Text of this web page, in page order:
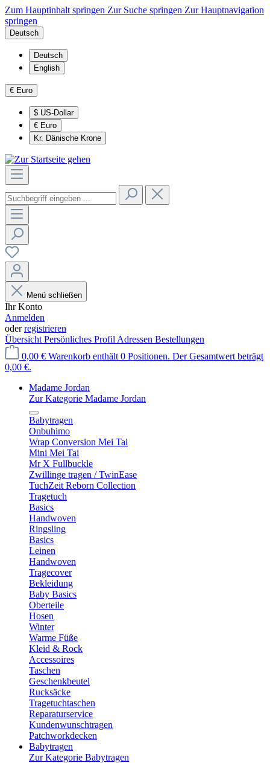
Zum Hauptinhalt springen Zur Suche springen Zur Hauptnavigation
springen
Deutsch
Deutsch
English
€ Euro
$ US-Dollar
€ Euro
Kr. Dänische Krone
Menü schließen
Ihr Konto
Anmelden
oderregistrieren
Übersicht Persönliches Profil Adressen Bestellungen
0,00 € Warenkorb enthält 0 Positionen. Der Gesamtwert beträgt
0,00 €.
Madame Jordan
Zur Kategorie Madame Jordan
Babytragen
Onbuhimo
Wrap Conversion Mei Tai
Mini Mei Tai
Mr X Fullbuckle
Zwillinge tragen / TwinEase
TuchZeit Reborn Collection
Tragetuch
Basics
Handwoven
Ringsling
Basics
Leinen
Handwoven
Tragecover
Bekleidung
Baby Basics
Oberteile
Hosen
Winter
Warme Füße
Kleid & Rock
Accessoires
Taschen
Geschenkbeutel
Rucksäcke
Tragetuchtaschen
Reparaturservice
Kundenwunschtragen
Patchworkdecken
Babytragen
Zur Kategorie Babytragen